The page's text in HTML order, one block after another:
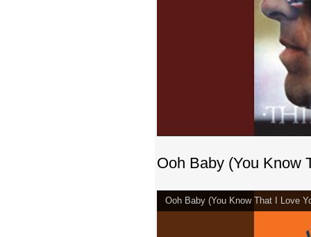
Ooh Baby (You Know
Ooh Baby (You Know That I Love